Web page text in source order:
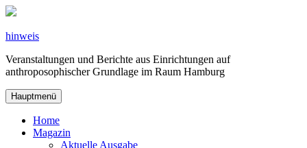
Zum
springen
hinweis
Veranstaltungen und Berichte aus Einrichtungen auf
anthroposophischer Grundlage im Raum Hamburg
Hauptmenü
Home
Magazin
Aktuelle Ausgabe